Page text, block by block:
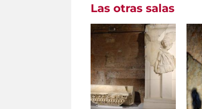
Las otras salas